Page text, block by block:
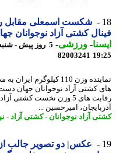
شکست اسمعلی مقابل
کشتی آزاد نوجوانان جهان
-ورزشی-
82003241
نماینده وزن 110 کیلوگرم ایران
کشتی آزاد نوجوانان جهان دست
رقابت های 5 وزن نخست کشتی
امیرحسین ...
آزاد نوجوانان-کشتی آزاد-
عکس| دو تصویر جالب از